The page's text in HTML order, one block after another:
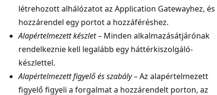
létrehozott alhálózatot az Application Gatewayhez, és
hozzárendel egy portot a hozzáféréshez.
Alapértelmezett készlet– Minden alkalmazásátjárónak
rendelkeznie kell legalább egy háttérkiszolgáló-
készlettel.
Alapértelmezett figyelő és szabály– Az alapértelmezett
figyelő figyeli a forgalmat a hozzárendelt porton, az